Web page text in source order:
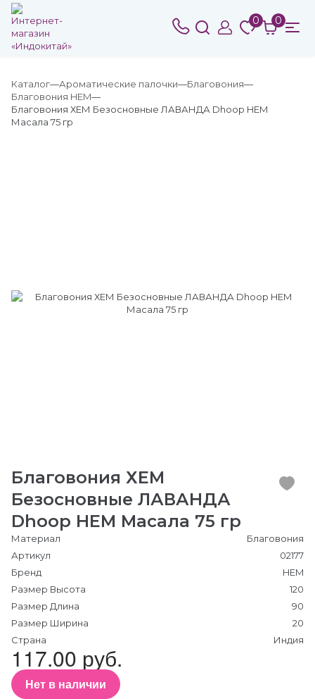
0 0
Каталог Ароматические палочки
Благовония
Благовония HEM
Благовония ХЕМ Безосновные ЛАВАНДА Dhoop HEM
Масала 75 гр
Благовония ХЕМ
Безосновные ЛАВАНДА
Dhoop HEM Масала 75 гр
Материал
Благовония
Артикул
02177
Бренд
HEM
Размер Высота
120
Размер Длина
90
Размер Ширина
20
Страна
Индия
117.00 руб.
Нет в наличии